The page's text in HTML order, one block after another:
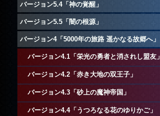
バージョン5.4「神の覚醒」
バージョン5.5「闇の根源」
バージョン4「5000年の旅路 遥かなる故郷へ」
バージョン4.1「栄光の勇者と消されし盟友」
バージョン4.2「赤き大地の双王子」
バージョン4.3「砂上の魔神帝国」
バージョン4.4「うつろなる花のゆりかご」